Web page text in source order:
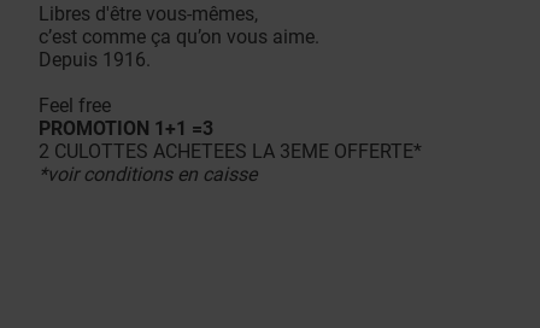
Libres d'être vous-mêmes,
c’est comme ça qu’on vous aime.
Depuis 1916.
Feel free
PROMOTION 1+1 =3
2 CULOTTES ACHETEES LA 3EME OFFERTE*
*voir conditions en caisse